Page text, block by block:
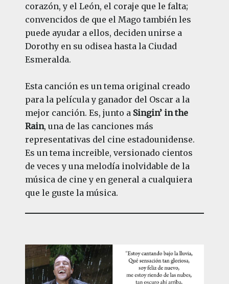
corazón, y el León, el coraje que le falta;
convencidos de que el Mago también les
puede ayudar a ellos, deciden unirse a
Dorothy en su odisea hasta la Ciudad
Esmeralda.
Esta canción es un tema original creado
para la película y ganador del Oscar a la
mejor canción. Es, junto a Singin’ in the
Rain, una de las canciones más
representativas del cine estadounidense.
Es un tema increible, versionado cientos
de veces y una melodía inolvidable de la
música de cine y en general a cualquiera
que le guste la música.